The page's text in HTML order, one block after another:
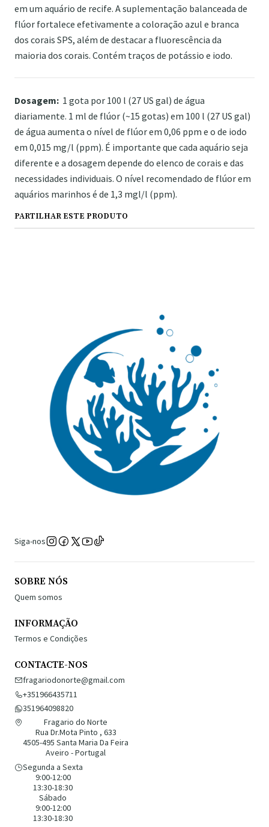
em um aquário de recife. A suplementação balanceada de
flúor fortalece efetivamente a coloração azul e branca
dos corais SPS, além de destacar a fluorescência da
maioria dos corais. Contém traços de potássio e iodo.
Dosagem: 1 gota por 100 l (27 US gal) de água
diariamente. 1 ml de flúor (~15 gotas) em 100 l (27 US gal)
de água aumenta o nível de flúor em 0,06 ppm e o de iodo
em 0,015 mg/l (ppm). É importante que cada aquário seja
diferente e a dosagem depende do elenco de corais e das
necessidades individuais. O nível recomendado de flúor em
aquários marinhos é de 1,3 mgl/l (ppm).
PARTILHAR ESTE PRODUTO
Siga-nos
SOBRE NÓS
Quem somos
INFORMAÇÃO
Termos e Condições
CONTACTE-NOS
fragariodonorte@gmail.com
+351966435711
351964098820
Fragario do Norte
Rua Dr.Mota Pinto , 633
4505-495 Santa Maria Da Feira
Aveiro - Portugal
Segunda a Sexta
9:00-12:00
13:30-18:30
Sábado
9:00-12:00
13:30-18:30